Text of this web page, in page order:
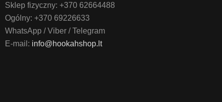
Sklep fizyczny: +370 62664488
Ogólny: +370 69226633
WhatsApp / Viber / Telegram
E-mail: info@hookahshop.lt